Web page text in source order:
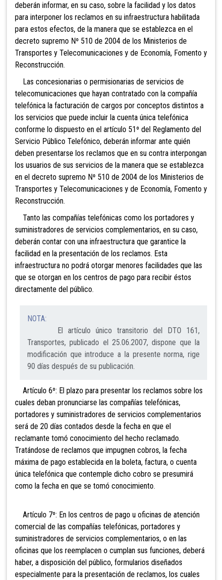
deberán informar, en su caso, sobre la facilidad y los datos
para interponer los reclamos en su infraestructura habilitada
para estos efectos, de la manera que se establezca en el
decreto supremo Nº 510 de 2004 de los Ministerios de
Transportes y Telecomunicaciones y de Economía, Fomento y
Reconstrucción.
Las concesionarias o permisionarias de servicios de
telecomunicaciones que hayan contratado con la compañía
telefónica la facturación de cargos por conceptos distintos a
los servicios que puede incluir la cuenta única telefónica
conforme lo dispuesto en el artículo 51º del Reglamento del
Servicio Público Telefónico, deberán informar ante quién
deben presentarse los reclamos que en su contra interpongan
los usuarios de sus servicios de la manera que se establezca
en el decreto supremo Nº 510 de 2004 de los Ministerios de
Transportes y Telecomunicaciones y de Economía, Fomento y
Reconstrucción.
Tanto las compañías telefónicas como los portadores y
suministradores de servicios complementarios, en su caso,
deberán contar con una infraestructura que garantice la
facilidad en la presentación de los reclamos. Esta
infraestructura no podrá otorgar menores facilidades que las
que se otorgan en los centros de pago para recibir éstos
directamente del público.
NOTA:
El artículo único transitorio del DTO 161,
Transportes, publicado el 25.06.2007, dispone que la
modificación que introduce a la presente norma, rige
90 días después de su publicación.
Artículo 6º: El plazo para presentar los reclamos sobre los
cuales deban pronunciarse las compañías telefónicas,
portadores y suministradores de servicios complementarios
será de 20 días contados desde la fecha en que el
reclamante tomó conocimiento del hecho reclamado.
Tratándose de reclamos que impugnen cobros, la fecha
máxima de pago establecida en la boleta, factura, o cuenta
única telefónica que contemple dicho cobro se presumirá
como la fecha en que se tomó conocimiento.
Artículo 7º: En los centros de pago u oficinas de atención
comercial de las compañías telefónicas, portadores y
suministradores de servicios complementarios, o en las
oficinas que los reemplacen o cumplan sus funciones, deberá
haber, a disposición del público, formularios diseñados
especialmente para la presentación de reclamos, los cuales